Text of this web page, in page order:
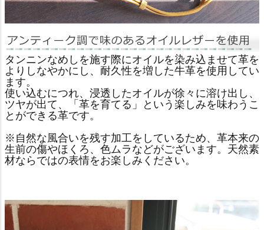
タンニンなめしを施す際にオイルを染み込ませて革を
よりしなやかにし、耐久性を増した牛革を使用してい
ます。
使い込むにつれ、浸透したオイルが徐々に溶け出し、
ツヤが出て、「革を育てる」という楽しみを味わうこ
とができる革です。
※自然な風合いを残す加工をしているため、革本来の
生前の傷やほくろ、色ムラなどがございます。天然素
材ならではの表情をお楽しみください。